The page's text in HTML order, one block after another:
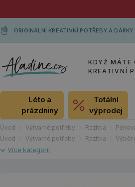
ORIGINÁLNÍ KREATIVNÍ POTŘEBY A DÁRKY
KDYŽ MÁTE
KREATIVNÍ
Léto a
prázdniny
Totální
výprodej
Úvod Výtvarné potřeby Razítka
Úvod
Výtvarné potřeby Razítka Výběr